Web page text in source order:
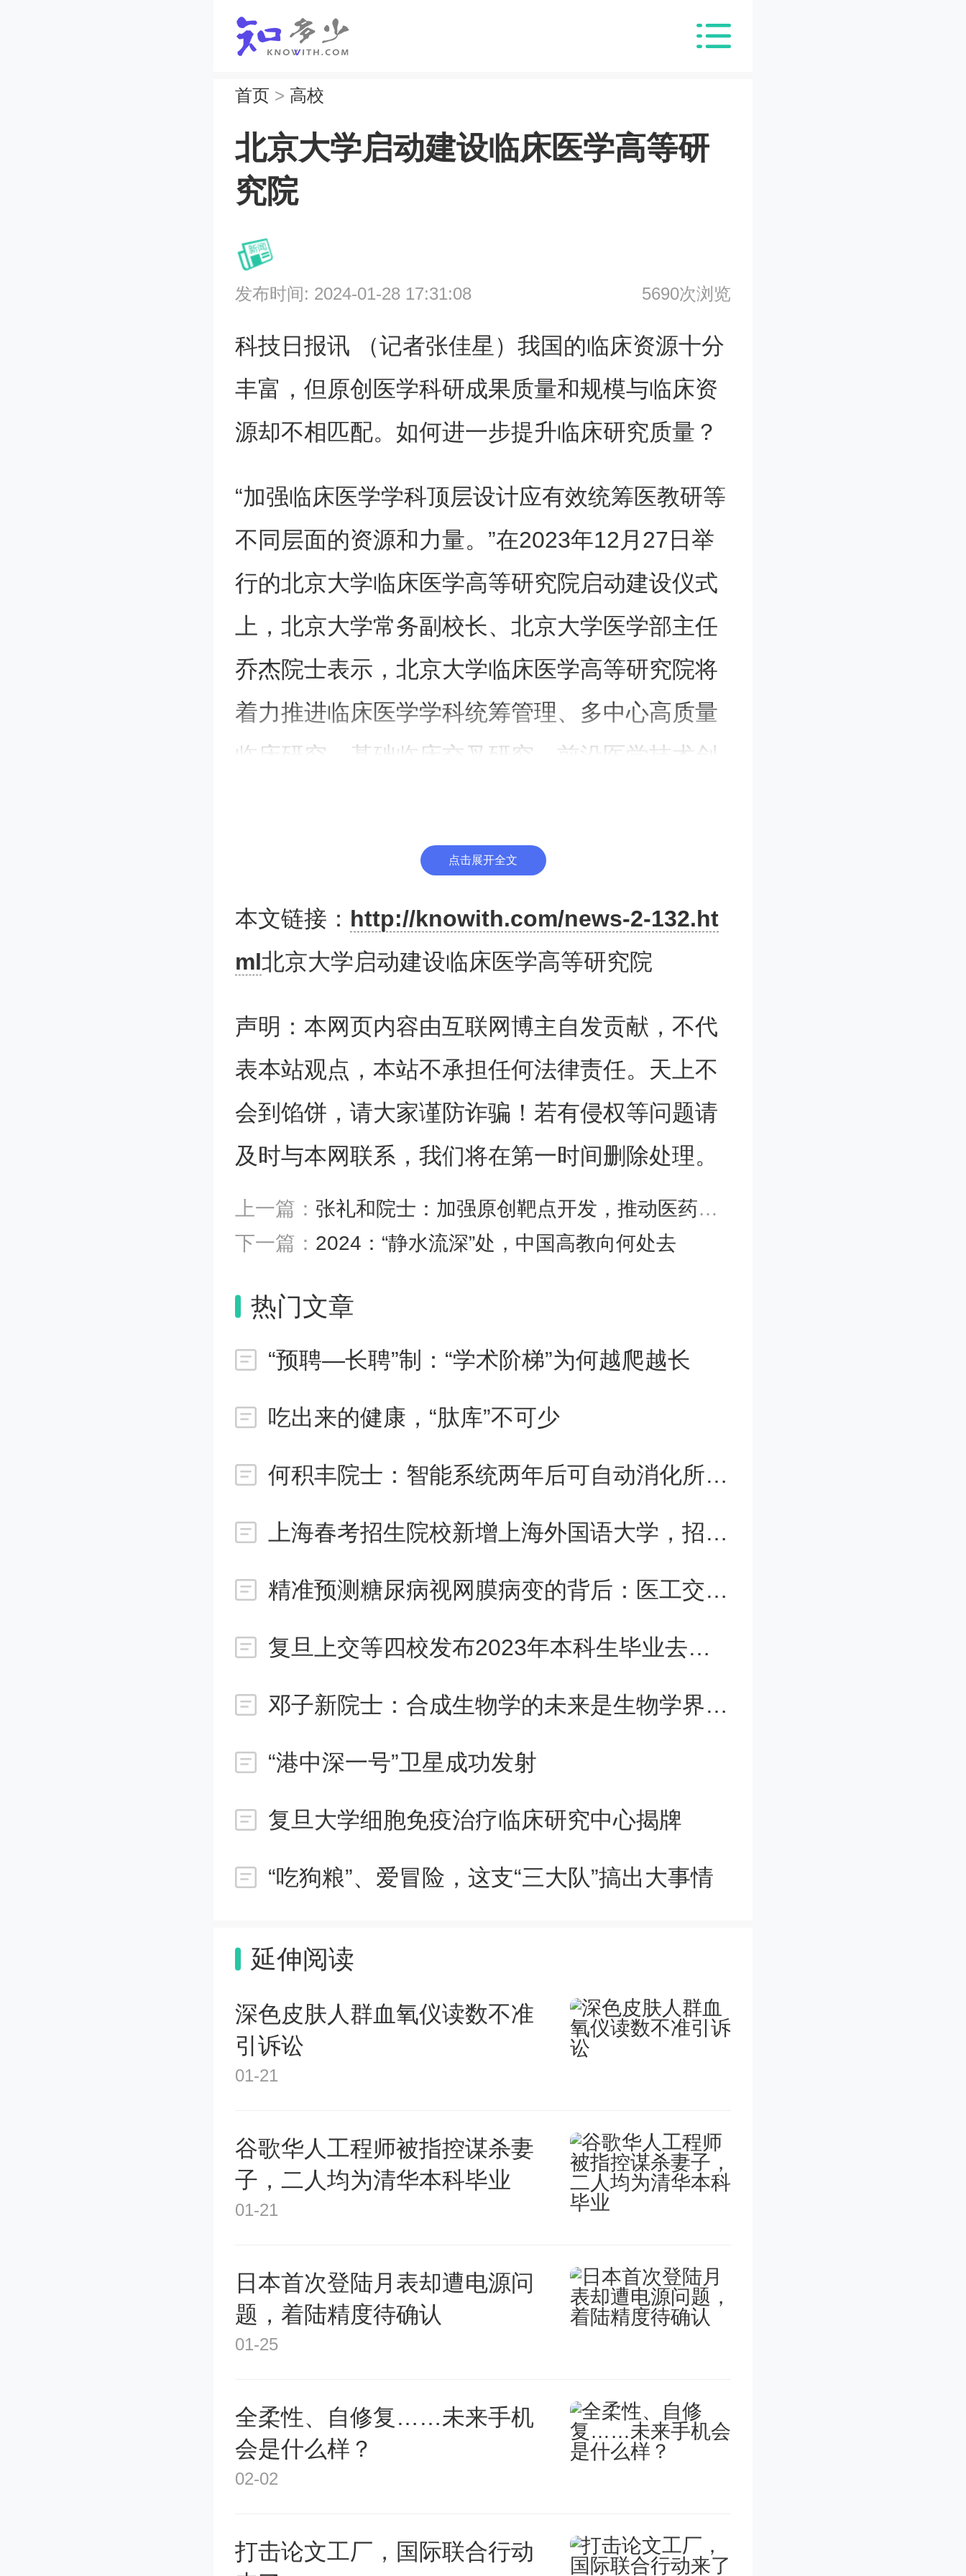
首页 > 高校
北京大学启动建设临床医学高等研
究院
发布时间: 2024-01-28 17:31:08 5690次浏览
科技日报讯 （记者张佳星）我国的临床资源十分
丰富，但原创医学科研成果质量和规模与临床资
源却不相匹配。如何进一步提升临床研究质量？
“加强临床医学学科顶层设计应有效统筹医教研等
不同层面的资源和力量。”在2023年12月27日举
行的北京大学临床医学高等研究院启动建设仪式
上，北京大学常务副校长、北京大学医学部主任
乔杰院士表示，北京大学临床医学高等研究院将
着力推进临床医学学科统筹管理、多中心高质量
临床研究、基础临床交叉研究、前沿医学技术创
国际顶尖医学院校医教研统筹性高、学科交叉深
入等创新模式，将更有利于高水平科研成果的产
平，开展临床创新发展策略规划与政策研究，构
建疑难罕见病临床大数据平台等支撑体系，深化
临床需求导向的基础与临床交叉研究、技术转化
研究等，推动医学研究以及医疗模式数智化变
革，同时强化高层次临床高水平科技创新人才队
伍建设。
国家卫生健康委员会科技教育司监察专员刘登峰
认为，临床医学研究是医学科技创新不可或缺的
组成部分，研究院应发挥学科群优势，促进基础
科技成果转化的“枢纽”。
高等研究院的建设是北京大学面向人民生命健康
强化医学科技攻关的重要举措，对于突破医药领
点击展开全文
本文链接： http://knowith.com/news-2-132.ht
ml北京大学启动建设临床医学高等研究院
声明：本网页内容由互联网博主自发贡献，不代
表本站观点，本站不承担任何法律责任。天上不
会到馅饼，请大家谨防诈骗！若有侵权等问题请
及时与本网联系，我们将在第一时间删除处理。
上一篇： 张礼和院士：加强原创靶点开发，推动医药源头创新
下一篇： 2024：“静水流深”处，中国高教向何处去
热门文章
“预聘—长聘”制：“学术阶梯”为何越爬越长
吃出来的健康，“肽库”不可少
何积丰院士：智能系统两年后可自动消化所有有价值的文字数据
上海春考招生院校新增上海外国语大学，招收2个专业
精准预测糖尿病视网膜病变的背后：医工交叉攻关
复旦上交等四校发布2023年本科生毕业去向：多数选择继续深造
邓子新院士：合成生物学的未来是生物学界和工程师联合
“港中深一号”卫星成功发射
复旦大学细胞免疫治疗临床研究中心揭牌
“吃狗粮”、爱冒险，这支“三大队”搞出大事情
延伸阅读
深色皮肤人群血氧仪读数不准
引诉讼
01-21
谷歌华人工程师被指控谋杀妻
子，二人均为清华本科毕业
01-21
日本首次登陆月表却遭电源问
题，着陆精度待确认
01-25
全柔性、自修复……未来手机
会是什么样？
02-02
打击论文工厂，国际联合行动